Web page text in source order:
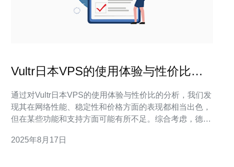
Vultr日本VPS的使用体验与性价比分
通过对Vultr日本VPS的使用体验与性价比的分析，我们发
现其在网络性能、稳定性和价格方面的表现都相当出色，
但在某些功能和支持方面可能有所不足。综合考虑，德讯
持，适合不同需求的用户。 Vultr日本VPS概述 Vultr是近
2025年8月17日